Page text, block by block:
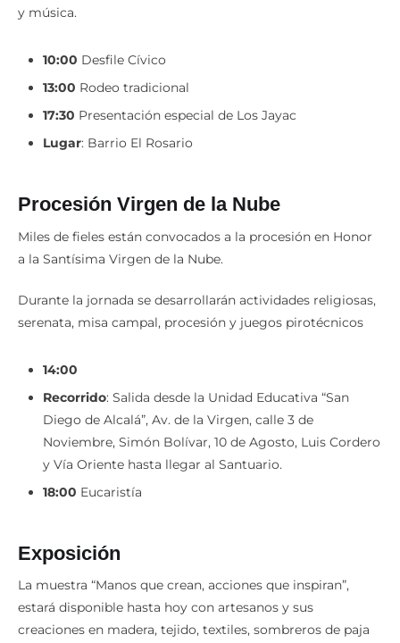
y música.
10:00 Desfile Cívico
13:00 Rodeo tradicional
17:30 Presentación especial de Los Jayac
Lugar: Barrio El Rosario
Procesión Virgen de la Nube
Miles de fieles están convocados a la procesión en Honor
a la Santísima Virgen de la Nube.
Durante la jornada se desarrollarán actividades religiosas,
serenata, misa campal, procesión y juegos pirotécnicos
14:00
Recorrido: Salida desde la Unidad Educativa “San
Diego de Alcalá”, Av. de la Virgen, calle 3 de
Noviembre, Simón Bolívar, 10 de Agosto, Luis Cordero
y Vía Oriente hasta llegar al Santuario.
18:00 Eucaristía
Exposición
La muestra “Manos que crean, acciones que inspiran”,
estará disponible hasta hoy con artesanos y sus
creaciones en madera, tejido, textiles, sombreros de paja